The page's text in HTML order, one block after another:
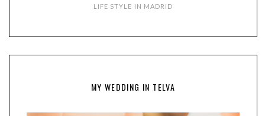
LIFE STYLE IN MADRID
MY WEDDING IN TELVA